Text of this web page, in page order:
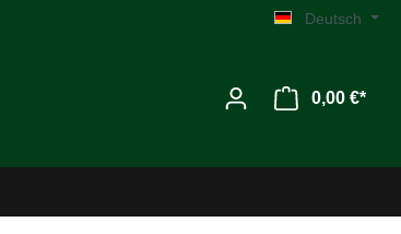
Deutsch
0,00 €*